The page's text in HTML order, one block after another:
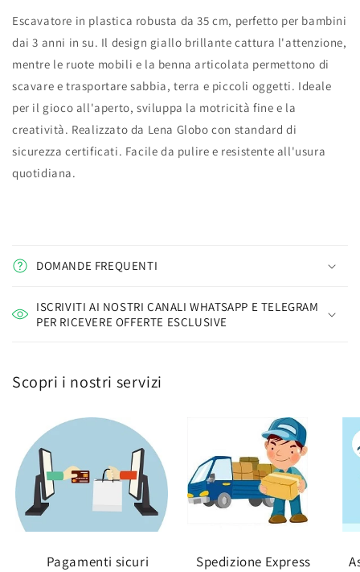
Escavatore in plastica robusta da 35 cm, perfetto per bambini
dai 3 anni in su. Il design giallo brillante cattura l'attenzione,
mentre le ruote mobili e la benna articolata permettono di
scavare e trasportare sabbia, terra e piccoli oggetti. Ideale
per il gioco all'aperto, sviluppa la motricità fine e la
creatività. Realizzato da Lena Globo con standard di
sicurezza certificati. Facile da pulire e resistente all'usura
quotidiana.
DOMANDE FREQUENTI
ISCRIVITI AI NOSTRI CANALI WHATSAPP E TELEGRAM
PER RICEVERE OFFERTE ESCLUSIVE
Scopri i nostri servizi
Pagamenti sicuri Spedizione Express